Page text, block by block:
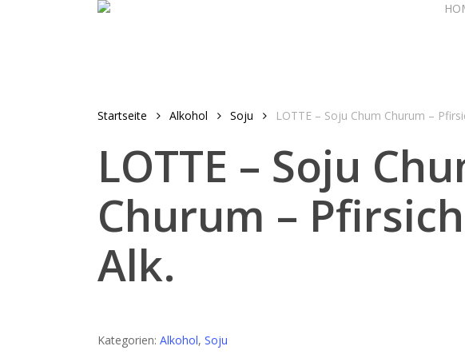
Startseite Alkohol Soju LOTTE – Soju Chum Churum –
LOTTE – Soju
Churum –
Alk.
Kategorien: Alkohol, Soju